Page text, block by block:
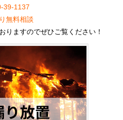
39-1137
無料相談
りますのでぜひご覧ください！